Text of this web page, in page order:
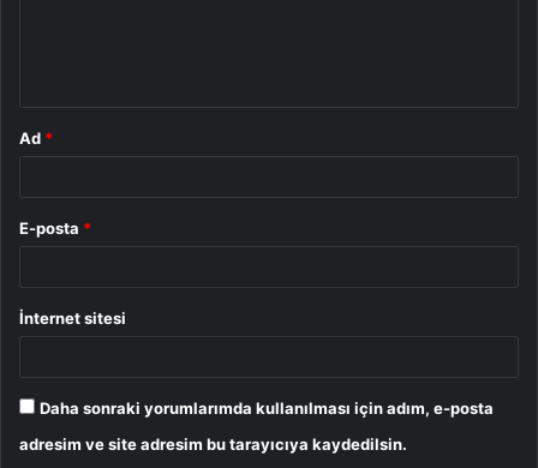
Ad *
E-posta *
İnternet sitesi
Daha sonraki yorumlarımda kullanılması için adım, e-posta
adresim ve site adresim bu tarayıcıya kaydedilsin.